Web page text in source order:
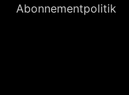
Abonnementpolitik